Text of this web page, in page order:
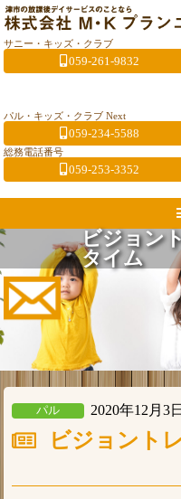
サニー・キッズ・クラブ
059-261-9832
パル・キッズ・クラブ Next
059-234-5588
総務電話番号
059-253-3352
ビジョン
タイム
パル 2020年12月3日
ビジョント